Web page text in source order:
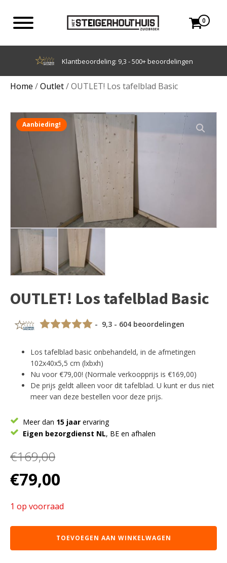
0
Klantbeoordeling: 9,3 - 500+ beoordelingen
Home /Outlet/ OUTLET! Los tafelblad Basic
Aanbieding!
OUTLET! Los tafelblad Basic
- 9,3 - 604 beoordelingen
Los tafelblad basic onbehandeld, in de afmetingen
102x40x5,5 cm (lxbxh)
Nu voor €79,00! (Normale verkoopprijs is €169,00)
De prijs geldt alleen voor dit tafelblad. U kunt er dus niet
meer van deze bestellen voor deze prijs.
Meer dan 15 jaar ervaring
Eigen bezorgdienst NL, BE en afhalen
€169,00
Oorspronkelijke
prijs
€169,00.
€79,00
€79,00.
1 op voorraad
TOEVOEGEN AAN WINKELWAGEN